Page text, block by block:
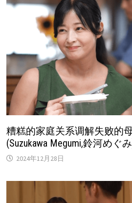
糟糕的家庭关系调解失败的
(Suzukawa Megumi,鈴河めぐ
2024年12月28日